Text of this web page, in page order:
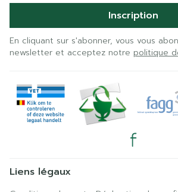
Inscription
En cliquant sur s'abonner, vous vous
newsletter et acceptez notre politique
Liens légaux